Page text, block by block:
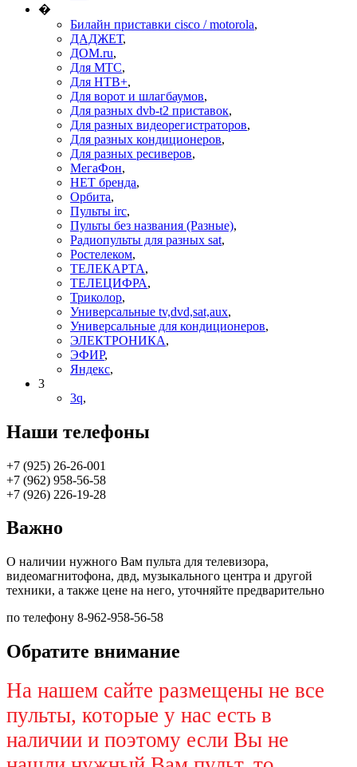
�
Билайн приставки cisco / motorola,
ДАДЖЕТ,
ДОМ.ru,
Для МТС,
Для НТВ+,
Для ворот и шлагбаумов,
Для разных dvb-t2 приставок,
Для разных видеорегистраторов,
Для разных кондиционеров,
Для разных ресиверов,
МегаФон,
НЕТ бренда,
Орбита,
Пульты irc,
Пульты без названия (Разные),
Радиопульты для разных sat,
Ростелеком,
ТЕЛЕКАРТА,
ТЕЛЕЦИФРА,
Триколор,
Универсальные tv,dvd,sat,aux,
Универсальные для кондиционеров,
ЭЛЕКТРОНИКА,
ЭФИР,
Яндекс,
3
3q,
Наши телефоны
+7 (925) 26-26-001
+7 (962) 958-56-58
+7 (926) 226-19-28
Важно
О наличии нужного Вам пульта для телевизора,
видеомагнитофона, двд, музыкального центра и другой
техники, а также цене на него, уточняйте предварительно
по телефону 8-962-958-56-58
Обратите внимание
На нашем сайте размещены не все
пульты, которые у нас есть в
наличии и поэтому если Вы не